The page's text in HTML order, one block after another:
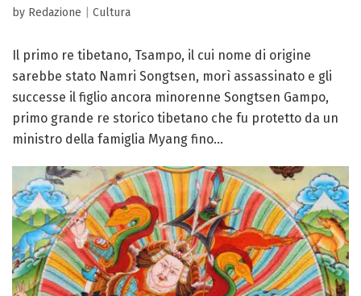
by Redazione Cultura
Il primo re tibetano, Tsampo, il cui nome di origine
sarebbe stato Namri Songtsen, morì assassinato e gli
successe il figlio ancora minorenne Songtsen Gampo,
primo grande re storico tibetano che fu protetto da un
ministro della famiglia Myang fino...